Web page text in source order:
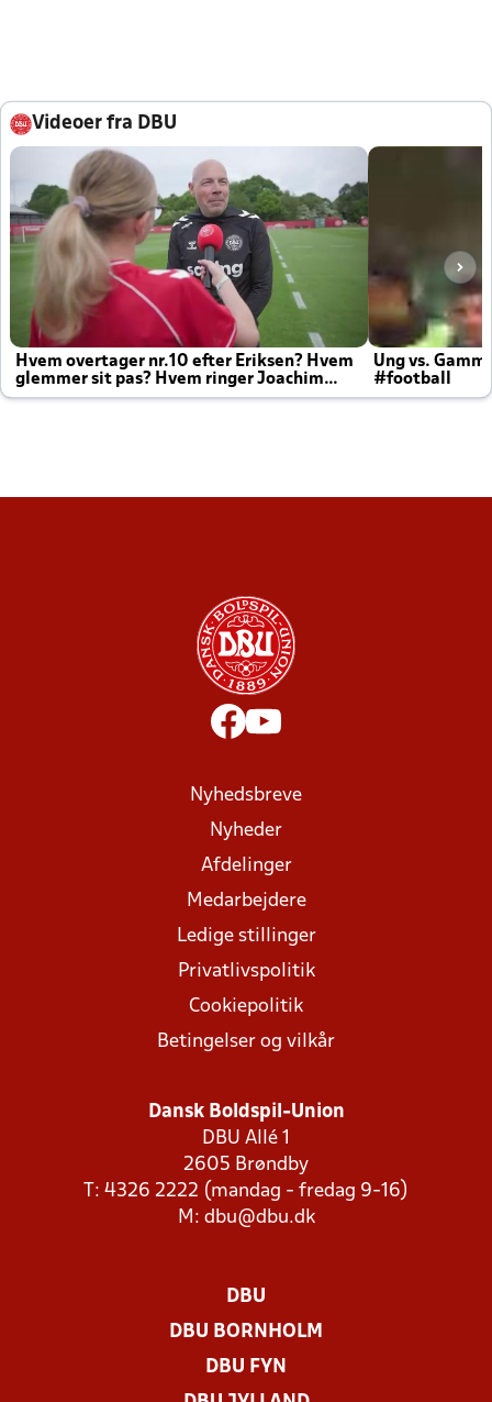
Videoer fra DBU
Hvem overtager nr.10 efter Eriksen? Hvem
glemmer sit pas? Hvem ringer Joachim
altid til efter kampe?
Ung vs.
#football
Nyhedsbreve
Nyheder
Afdelinger
Medarbejdere
Ledige stillinger
Privatlivspolitik
Cookiepolitik
Betingelser og vilkår
Dansk Boldspil-Union
DBU Allé 1
2605 Brøndby
T: 4326 2222 (mandag - fredag 9-16)
M: dbu@dbu.dk
DBU
DBU BORNHOLM
DBU FYN